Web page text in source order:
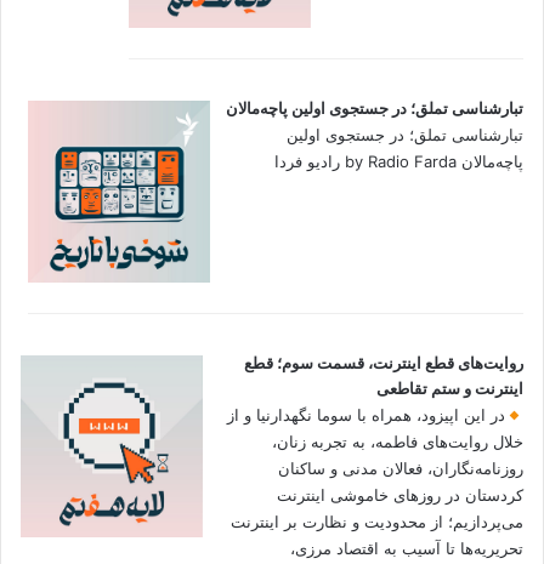
تبارشناسی تملق؛ در جستجوی اولین‌ پاچه‌مالان
تبارشناسی تملق؛ در جستجوی اولین‌
پاچه‌مالان by Radio Farda رادیو فردا
روایت‌های قطع اینترنت، قسمت سوم؛ قطع
اینترنت و ستم تقاطعی
در این اپیزود، همراه با سوما نگهدارنیا و از
خلال روایت‌های فاطمه، به تجربه زنان،
روزنامه‌نگاران، فعالان مدنی و ساکنان
کردستان در روزهای خاموشی اینترنت
می‌پردازیم؛ از محدودیت و نظارت بر اینترنت
تحریریه‌ها تا آسیب به اقتصاد مرزی،